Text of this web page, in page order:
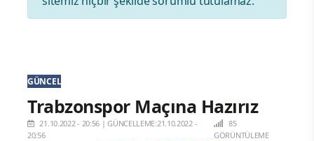
GÜNCEL
Trabzonspor Maçına Hazırız
21.10.2022 - 20:56 |GÜNCELLEME:21.10.2022 -
20:56
85
GÖRÜNTÜLEME